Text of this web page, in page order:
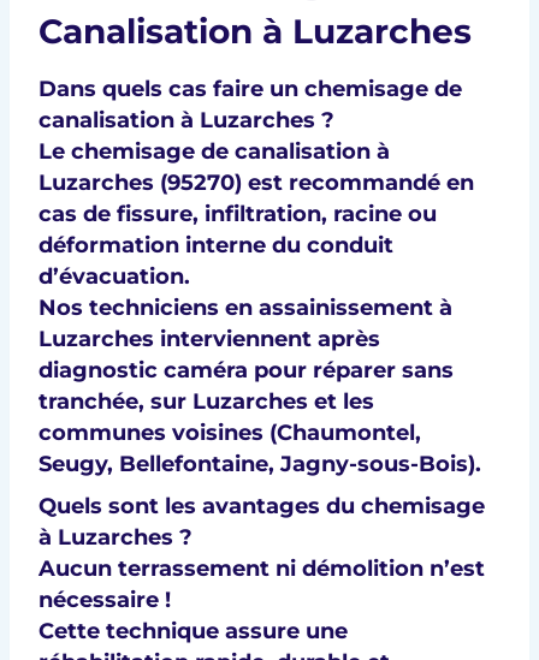
Canalisation à Luzarches
Dans quels cas faire un chemisage de
canalisation à Luzarches ?
Le chemisage de canalisation à
Luzarches (95270) est recommandé en
cas de fissure, infiltration, racine ou
déformation interne du conduit
d’évacuation.
Nos techniciens en assainissement à
Luzarches interviennent après
diagnostic caméra pour réparer sans
tranchée, sur Luzarches et les
communes voisines (Chaumontel,
Seugy, Bellefontaine, Jagny-sous-Bois).
Quels sont les avantages du chemisage
à Luzarches ?
Aucun terrassement ni démolition n’est
nécessaire !
Cette technique assure une